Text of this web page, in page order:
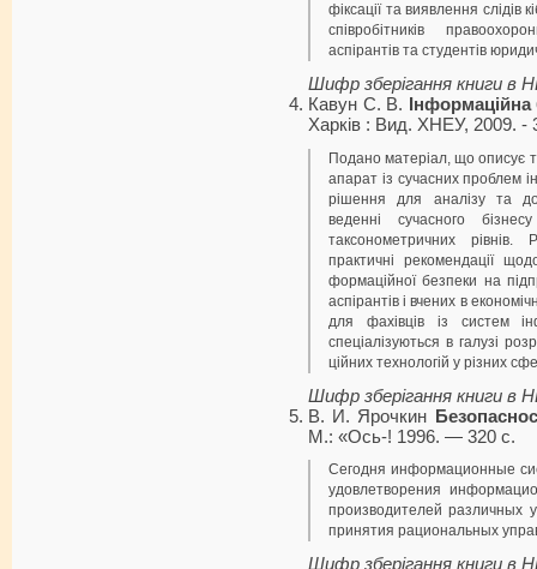
фіксації та виявлення
співробітників
аспірантів та студентів
Шифр зберігання книги в
Кавун С. В.
Інформаційна
Харків : Вид. ХНЕУ, 2009. -
Подано матеріал, що описує
апа­рат із сучасних проблем
рішення для аналізу та
веденні сучасного
таксонометричних рівнів.
практичні рекомендації
формаційної безпеки на
аспірантів і вчених в
для фахівців із систем
спеціалізуються в галузі
ційних технологій у різних
Шифр зберігання книги в
В. И. Ярочкин
М.: «Ось-! 1996. — 320 с.
Сегодня информационные
удовлетворения
производителей различных
принятия рациональных
Шифр зберігання книги в